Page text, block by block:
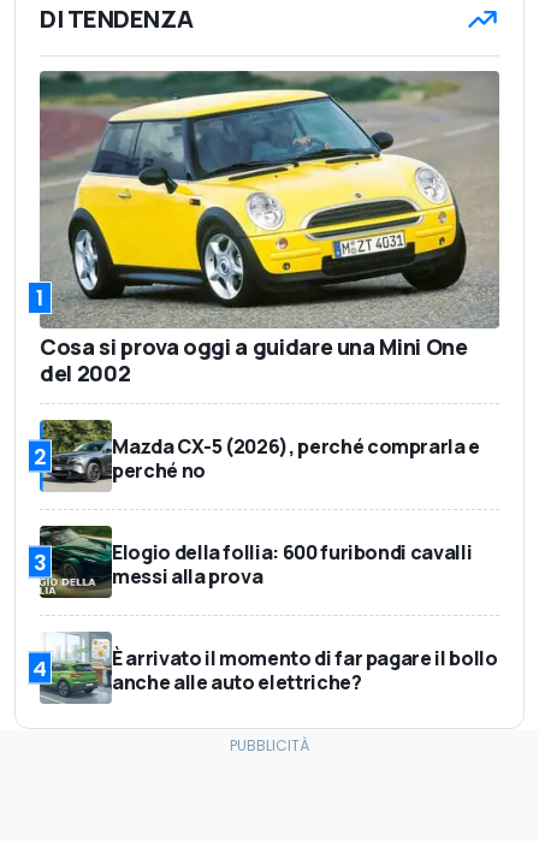
DI TENDENZA
1
Cosa si prova oggi a guidare una Mini One
del 2002
2
Mazda CX-5 (2026), perché comprarla e
perché no
3
Elogio della follia: 600 furibondi cavalli
messi alla prova
4
È arrivato il momento di far pagare il bollo
anche alle auto elettriche?